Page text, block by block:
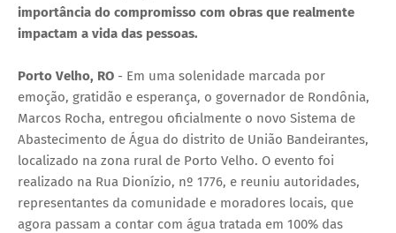
importância do compromisso com obras que realmente
impactam a vida das pessoas.
Porto Velho, RO - Em uma solenidade marcada por
emoção, gratidão e esperança, o governador de Rondônia,
Marcos Rocha, entregou oficialmente o novo Sistema de
Abastecimento de Água do distrito de União Bandeirantes,
localizado na zona rural de Porto Velho. O evento foi
realizado na Rua Dionízio, nº 1776, e reuniu autoridades,
representantes da comunidade e moradores locais, que
agora passam a contar com água tratada em 100% das